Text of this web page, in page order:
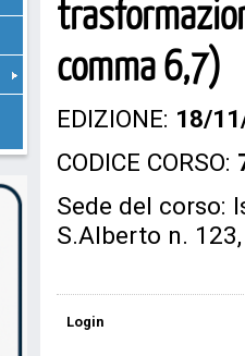
comma 6,7)
EDIZIONE: 18/
CODICE CORSO:
Sede del corso:
S.Alberto n.
Login